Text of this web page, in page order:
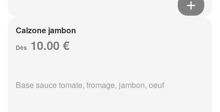
Calzone jambon
Dès 10.00 €
Base sauce tomate, fromage, jambon, oeuf